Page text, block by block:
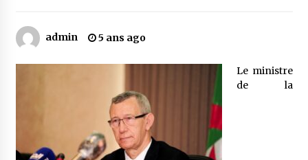
« Père, tiens-moi, je vais tomber ! »
Le bouc de l’Au-delà
5 ans ago
admin 5 ans ago
Le ministre
de la